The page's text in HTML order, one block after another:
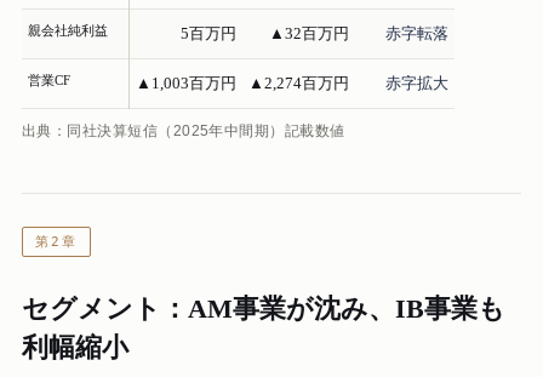
親会社純利益 5百万円 ▲32百万円 赤字転落
営業CF ▲1,003百万円 ▲2,274百万円 赤字拡大
出典：同社決算短信（2025年中間期）記載数値
第2章
セグメント：AM事業が沈み、IB事業も
利幅縮小